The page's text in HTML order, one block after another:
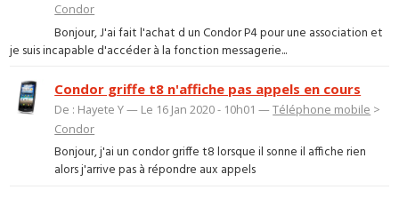
Condor
Bonjour, J'ai fait l'achat d un Condor P4 pour une association et
je suis incapable d'accéder à la fonction messagerie...
Condor griffe t8 n'affiche pas appels en cours
De : Hayete Y — Le 16 Jan 2020 - 10h01 —Téléphone mobile >
Condor
Bonjour, j'ai un condor griffe t8 lorsque il sonne il affiche rien
alors j'arrive pas à répondre aux appels